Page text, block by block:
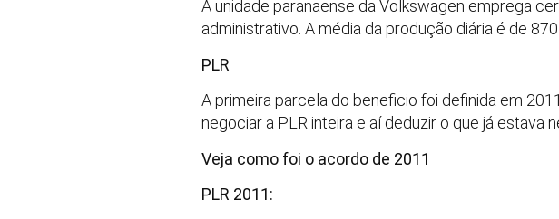
A unidade paranaense da Volkswagen emprega
administrativo. A média da produção diária é de
PLR
A primeira parcela do beneficio foi definida em
negociar a PLR inteira e aí deduzir o que já estava
Veja como foi o acordo de 2011
PLR 2011: